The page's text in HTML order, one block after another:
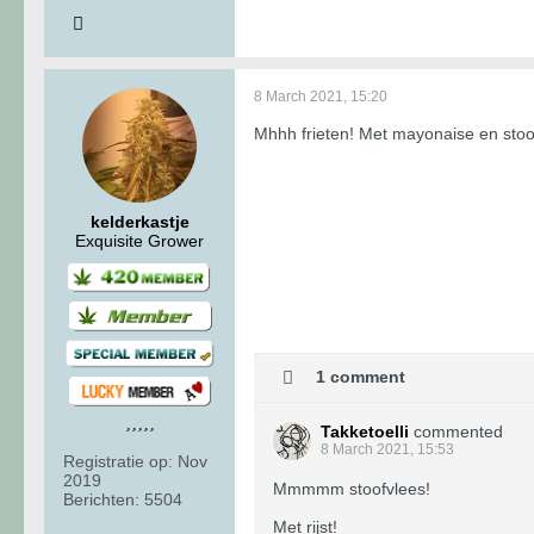
kelderkastje
Exquisite Grower
Registratie op: Nov
2019
Berichten: 5504
8 March 2021, 15:20
Mhhh frieten! Met mayonaise en
1 comment
Takketoelli commented
8 March 2021, 15:53
Mmmmm stoofvlees!
Met rijst!